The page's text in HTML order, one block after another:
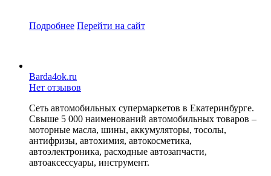
Подробнее Перейти на сайт
Barda4ok.ru
Нет отзывов
Сеть автомобильных супермаркетов в Екатеринбурге.
Свыше 5 000 наименований автомобильных товаров –
моторные масла, шины, аккумуляторы, тосолы,
антифризы, автохимия, автокосметика,
автоэлектроника, расходные автозапчасти,
автоаксессуары, инструмент.